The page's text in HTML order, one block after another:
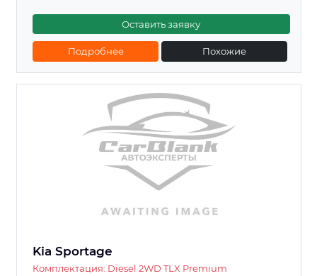
Оставить заявку
Подробнее Похожие
Kia Sportage
Комплектация: Diesel 2WD TLX Premium